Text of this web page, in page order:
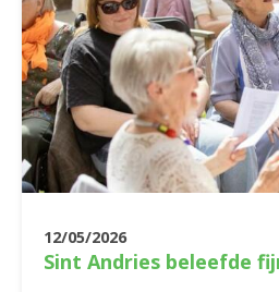
12/05/2026
Sint Andries beleefde